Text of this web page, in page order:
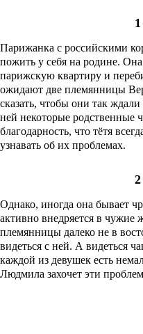
Парижанка с российскими
пожить у себя на родине.
парижскую квартиру и
ожидают две племянницы
сказать, чтобы они так
ней некоторые родственные
благодарность, что тётя
узнавать об их проблемах.
Однако, иногда она бывает
активно внедряется в
племянницы далеко не в
видеться с ней. А видеться
каждой из девушек есть
Людмила захочет эти